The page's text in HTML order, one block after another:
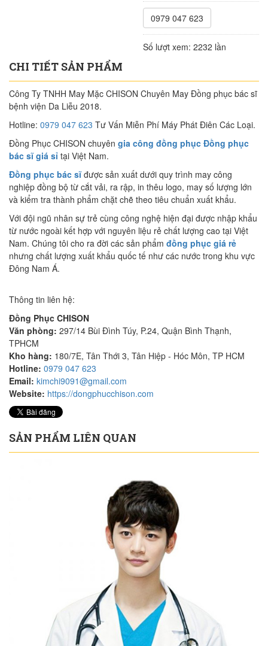
0979 047 623
Số lượt xem: 2232 lần
CHI TIẾT SẢN PHẨM
Công Ty TNHH May Mặc CHISON Chuyên May Đồng phục bác sĩ
bệnh viện Da Liễu 2018.
Hotline: 0979 047 623 Tư Vấn Miễn Phí Máy Phát Điên Các Loại.
Đồng Phục CHISON chuyên gia công đồng phục Đồng phục
bác sĩ giá sỉ tại Việt Nam.
Đồng phục bác sĩđược sản xuất dưới quy trình may công
nghiệp đồng bộ từ cắt vải, ra rập, in thêu logo, may số lượng lớn
và kiểm tra thành phẩm chặt chẽ theo tiêu chuẩn xuất khẩu.
Với đội ngũ nhân sự trẻ cùng công nghệ hiện đại được nhập khẩu
từ nước ngoài kết hợp với nguyên liệu rẻ chất lượng cao tại Việt
Nam. Chúng tôi cho ra đời các sản phẩm đồng phục giá rẻ
nhưng chất lượng xuất khẩu quốc tế như các nước trong khu vực
Đông Nam Á.
Thông tin liên hệ:
Đồng Phục CHISON
Văn phòng: 297/14 Bùi Đình Túy, P.24, Quận Bình Thạnh,
TPHCM
Kho hàng: 180/7E, Tân Thới 3, Tân Hiệp - Hóc Môn, TP HCM
Hotline: 0979 047 623
Email: kimchi9091@gmail.com
Website: https://dongphucchison.com
SẢN PHẨM LIÊN QUAN